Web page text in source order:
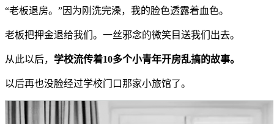
“老板退房。”因为刚洗完澡，我的脸色透露着血色。
老板把押金退给我们。一丝邪念的微笑目送我们出去。
从此以后， 学校流传着10多个小青年开房乱搞的故事。
以后再也没脸经过学校门口那家小旅馆了。